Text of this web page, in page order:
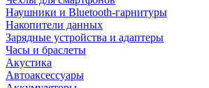
Наушники и Bluetooth-гарнитуры
Накопители данных
Зарядные устройства и адаптеры
Часы и браслеты
Акустика
Автоаксессуары